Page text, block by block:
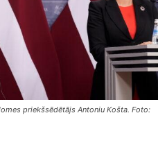
priekšsēdētājs Antoniu Košta. Foto: